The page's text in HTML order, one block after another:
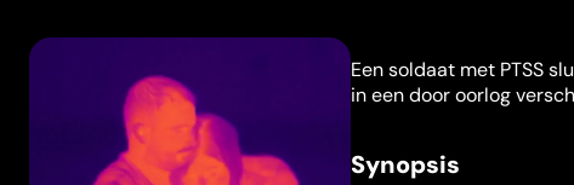
Een soldaat met PTSS
in een door oorlog
Synopsis